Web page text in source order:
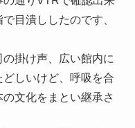
目潰ししたのです、
掛け声、広い館内に
しいけど、呼吸を合
文化をまとい継承さ